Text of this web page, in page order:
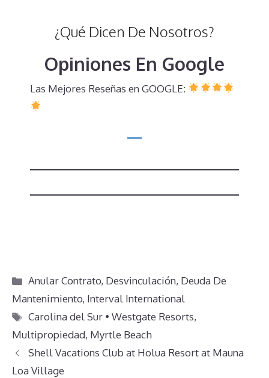
¿Qué Dicen De Nosotros?
Opiniones En Google
Las Mejores Reseñas en GOOGLE:
Categorías
Anular Contrato, Desvinculación, Deuda De
Mantenimiento, Interval International
Etiquetas
Carolina del Sur • Westgate Resorts,
Multipropiedad, Myrtle Beach
Shell Vacations Club at Holua Resort at Mauna
Loa Village